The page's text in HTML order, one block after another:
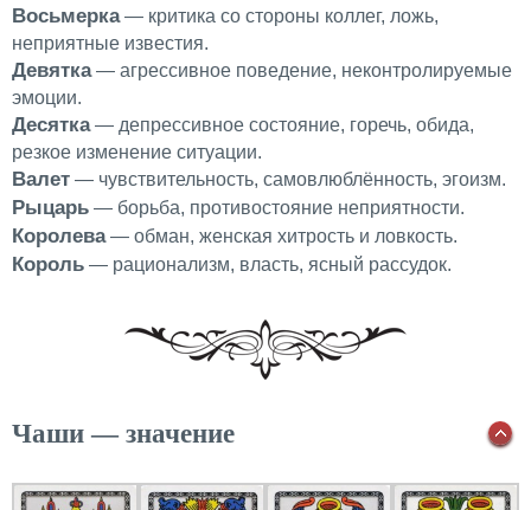
Восьмерка— критика со стороны коллег, ложь,
неприятные известия.
Девятка— агрессивное поведение, неконтролируемые
эмоции.
Десятка— депрессивное состояние, горечь, обида,
резкое изменение ситуации.
Валет — чувствительность, самовлюблённость, эгоизм.
Рыцарь — борьба, противостояние неприятности.
Королева— обман, женская хитрость и ловкость.
Король — рационализм, власть, ясный рассудок.
Чаши — значение